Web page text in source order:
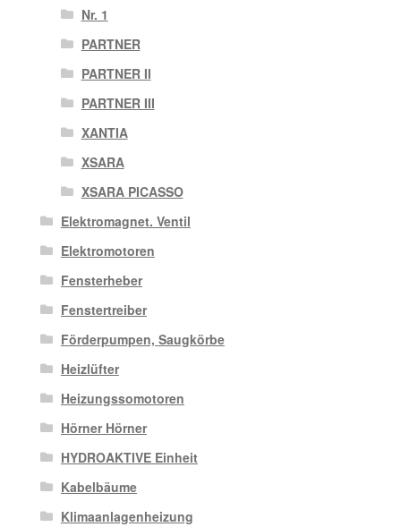
Nr. 1
PARTNER
PARTNER II
PARTNER III
XANTIA
XSARA
XSARA PICASSO
Elektromagnet. Ventil
Elektromotoren
Fensterheber
Fenstertreiber
Förderpumpen, Saugkörbe
Heizlüfter
Heizungssomotoren
Hörner Hörner
HYDROAKTIVE Einheit
Kabelbäume
Klimaanlagenheizung